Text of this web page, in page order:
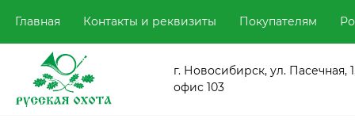
Главная Контакты и реквизиты Покупателям
г. Новосибирск, ул. Пасечная,
офис 103